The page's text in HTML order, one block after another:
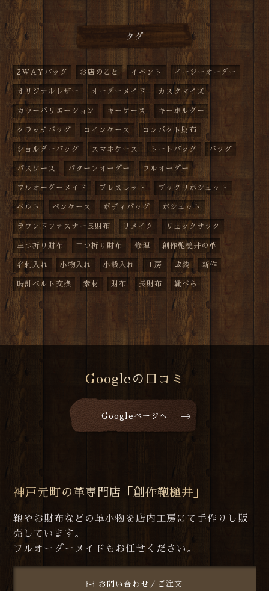
タグ
2WAYバッグ お店のこと イベント イージーオーダー
オリジナルレザー オーダーメイド カスタマイズ
カラーバリエーション キーケース キーホルダー
クラッチバッグ コインケース コンパクト財布
ショルダーバッグ スマホケース トートバッグ バッグ
パスケース パターンオーダー フルオーダー
フルオーダーメイド ブレスレット プックリポシェット
ベルト ペンケース ボディバッグ ポシェット
ラウンドファスナー長財布 リメイク リュックサック
三つ折り財布 二つ折り財布 修理 創作鞄槌井の革
名刺入れ 小物入れ 小銭入れ 工房 改装 新作
時計ベルト交換 素材 財布 長財布 靴べら
Googleの口コミ
Googleページへ
神戸元町の革専門店「創作鞄槌井」
鞄やお財布などの革小物を店内工房にて手作りし販
売しています。
フルオーダーメイドもお任せください。
お問い合わせ／ご注文